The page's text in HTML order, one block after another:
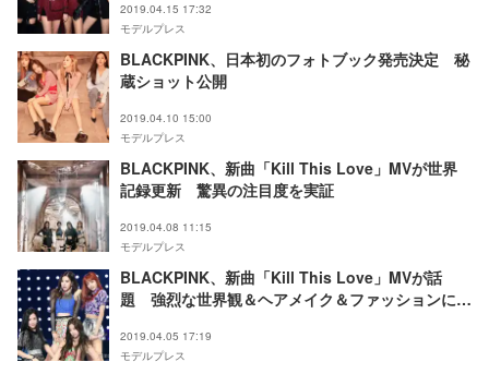
2019.04.15 17:32
モデルプレス
BLACKPINK、日本初のフォトブック発売決定 秘
蔵ショット公開
2019.04.10 15:00
モデルプレス
BLACKPINK、新曲「Kill This Love」MVが世界
記録更新 驚異の注目度を実証
2019.04.08 11:15
モデルプレス
BLACKPINK、新曲「Kill This Love」MVが話
題 強烈な世界観＆ヘアメイク＆ファッションに注
2019.04.05 17:19
モデルプレス